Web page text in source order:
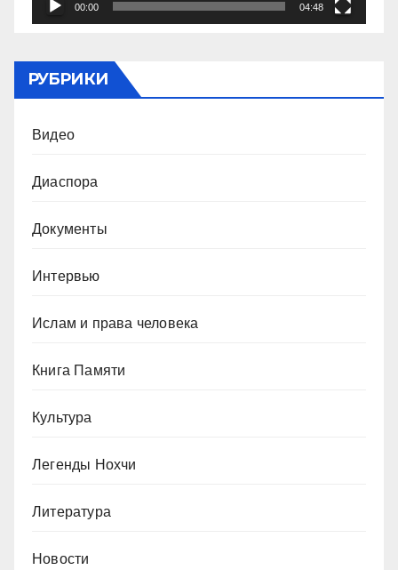
00:00 04:48
РУБРИКИ
Видео
Диаспора
Документы
Интервью
Ислам и права человека
Книга Памяти
Культура
Легенды Нохчи
Литература
Новости